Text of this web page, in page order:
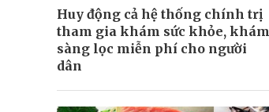
Huy động cả hệ thống chính trị
tham gia khám sức khỏe, khám
sàng lọc miễn phí cho người
dân